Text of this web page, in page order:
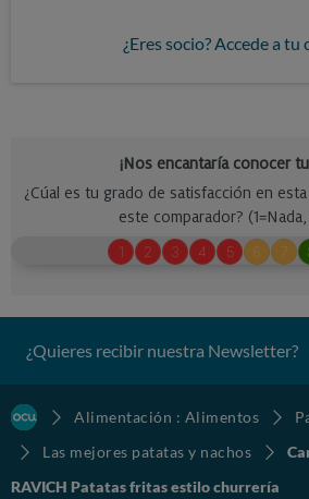
¿Eres socio? Accede a tu
¿Quieres recibir nuestra Newsletter?
Alimentación : Alimentos
Las mejores patatas y nachos
RAVICH Patatas fritas estilo churrería